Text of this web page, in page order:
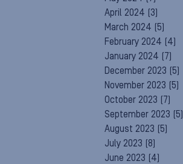
April 2024 (3)
March 2024 (5)
February 2024 (4)
January 2024 (7)
December 2023 (5)
November 2023 (5)
October 2023 (7)
September 2023 (5)
August 2023 (5)
July 2023 (8)
June 2023 (4)